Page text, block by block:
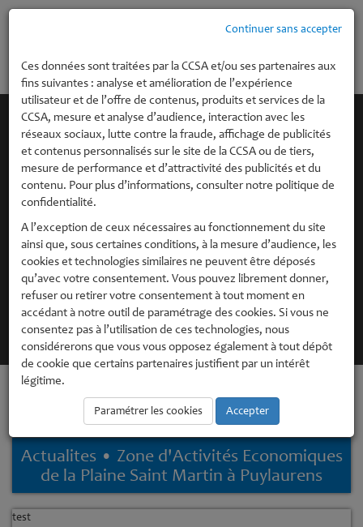
MENU
Accueil Economie, numérique
d'Activités Economiques de la Plaine Saint Martin à Puylaurens
Zone d'Activités Economiques de la Plaine Saint Martin à Puylaurens
Actualites • Zone d'Activités Economiques
de la Plaine Saint Martin à Puylaurens
test
Continuer sans accepter
Ces données sont traitées par la CCSA et/ou ses partenaires aux
fins suivantes : analyse et amélioration de l’expérience
utilisateur et de l’offre de contenus, produits et services de la
CCSA, mesure et analyse d’audience, interaction avec les
réseaux sociaux, lutte contre la fraude, affichage de publicités
et contenus personnalisés sur le site de la CCSA ou de tiers,
mesure de performance et d’attractivité des publicités et du
contenu. Pour plus d’informations, consulter notre politique de
confidentialité.
A l’exception de ceux nécessaires au fonctionnement du site
ainsi que, sous certaines conditions, à la mesure d’audience, les
cookies et technologies similaires ne peuvent être déposés
qu’avec votre consentement. Vous pouvez librement donner,
refuser ou retirer votre consentement à tout moment en
accédant à notre outil de paramétrage des cookies. Si vous ne
consentez pas à l’utilisation de ces technologies, nous
considérerons que vous vous opposez également à tout dépôt
de cookie que certains partenaires justifient par un intérêt
légitime.
Paramétrer les cookies Accepter